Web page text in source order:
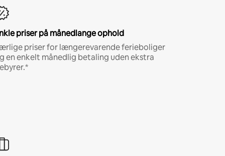
priser på månedlange ophold
priser for længerevarende ferieboliger
en enkelt månedlig betaling uden ekstra